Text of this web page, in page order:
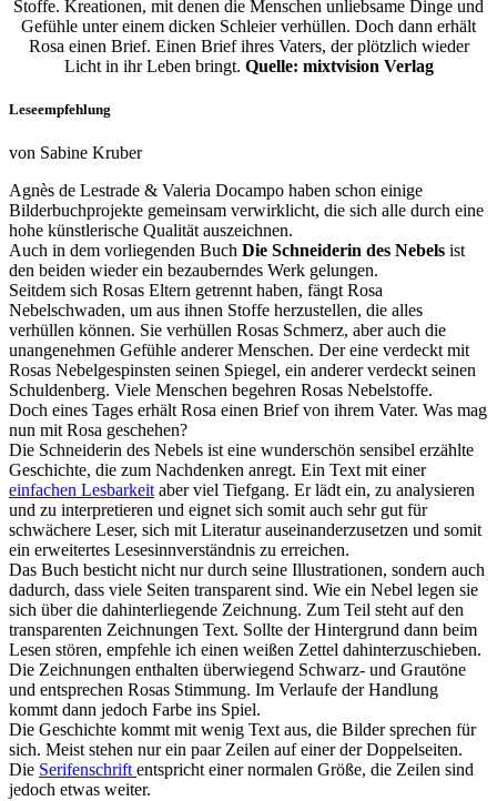
Stoffe. Kreationen, mit denen die Menschen unliebsame Dinge und
Gefühle unter einem dicken Schleier verhüllen. Doch dann erhält
Rosa einen Brief. Einen Brief ihres Vaters, der plötzlich wieder
Licht in ihr Leben bringt. Quelle: mixtvision Verlag
Leseempfehlung
von Sabine Kruber
Agnès de Lestrade & Valeria Docampo haben schon einige
Bilderbuchprojekte gemeinsam verwirklicht, die sich alle durch eine
hohe künstlerische Qualität auszeichnen.
Auch in dem vorliegenden Buch Die Schneiderin des Nebels ist
den beiden wieder ein bezauberndes Werk gelungen.
Seitdem sich Rosas Eltern getrennt haben, fängt Rosa
Nebelschwaden, um aus ihnen Stoffe herzustellen, die alles
verhüllen können. Sie verhüllen Rosas Schmerz, aber auch die
unangenehmen Gefühle anderer Menschen. Der eine verdeckt mit
Rosas Nebelgespinsten seinen Spiegel, ein anderer verdeckt seinen
Schuldenberg. Viele Menschen begehren Rosas Nebelstoffe.
Doch eines Tages erhält Rosa einen Brief von ihrem Vater. Was mag
nun mit Rosa geschehen?
Die Schneiderin des Nebels ist eine wunderschön sensibel erzählte
Geschichte, die zum Nachdenken anregt. Ein Text mit einer
einfachen Lesbarkeit aber viel Tiefgang. Er lädt ein, zu analysieren
und zu interpretieren und eignet sich somit auch sehr gut für
schwächere Leser, sich mit Literatur auseinanderzusetzen und somit
ein erweitertes Lesesinnverständnis zu erreichen.
Das Buch besticht nicht nur durch seine Illustrationen, sondern auch
dadurch, dass viele Seiten transparent sind. Wie ein Nebel legen sie
sich über die dahinterliegende Zeichnung. Zum Teil steht auf den
transparenten Zeichnungen Text. Sollte der Hintergrund dann beim
Lesen stören, empfehle ich einen weißen Zettel dahinterzuschieben.
Die Zeichnungen enthalten überwiegend Schwarz- und Grautöne
und entsprechen Rosas Stimmung. Im Verlaufe der Handlung
kommt dann jedoch Farbe ins Spiel.
Die Geschichte kommt mit wenig Text aus, die Bilder sprechen für
sich. Meist stehen nur ein paar Zeilen auf einer der Doppelseiten.
Die Serifenschrift entspricht einer normalen Größe, die Zeilen sind
jedoch etwas weiter.